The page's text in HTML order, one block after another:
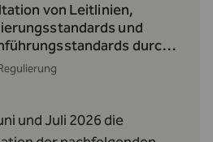
von Leitlinien,
und
durch
und Juli 2026 die